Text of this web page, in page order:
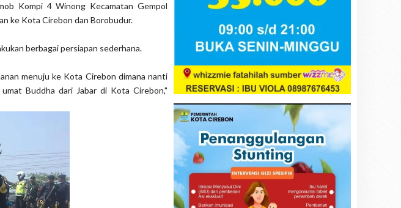
Kompi 4 Winong Kecamatan Gempol
ke Kota Cirebon dan Borobudur.
berbagai persiapan sederhana.
menuju ke Kota Cirebon dimana nanti
Buddha dari Jabar di Kota Cirebon,"